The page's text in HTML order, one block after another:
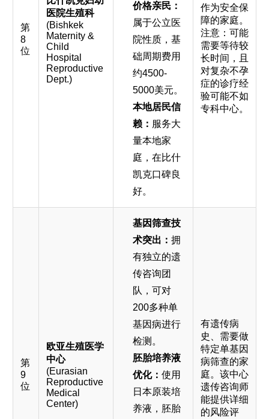
第
8
位
医院生殖科
(Bishkek
Maternity &
Child
Hospital
Reproductive
Dept.)
价格亲民：
属于公立医
院性质，基
础周期费用
约4500-
5000美元。
本地居民信
赖： 服务大
量本地家
庭，在比什
凯克口碑良
好。
作为安全保
障的家庭。
注意：可能
需要等待较
长时间，且
对复杂不孕
症的诊疗经
验可能不如
专科中心。
第
9
位
欧亚生殖医学
中心
(Eurasian
Reproductive
Medical
Center)
基因筛查技
术突出： 拥
有独立的遗
传咨询团
队，可对
200多种单
基因病进行
检测。
胚胎培养液
优化： 使用
日本原装培
养液，胚胎
有遗传病
史、需要做
特定单基因
病筛查的家
庭。该中心
遗传咨询师
能提供详细
的风险评